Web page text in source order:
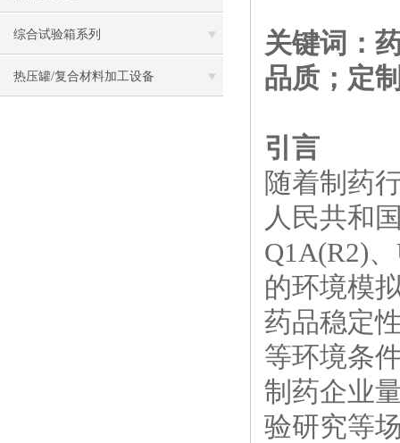
综合试验箱系列
热压罐/复合材料加工设备
关键词：
品质；定
引言
随着制药
人民共和
Q1A(R2)
的环境模
药品稳定
等环境条
制药企业
验研究等